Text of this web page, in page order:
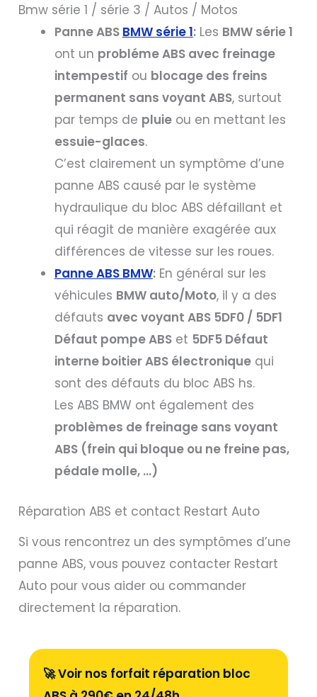
Bmw série 1 / série 3 / Autos / Motos
Panne ABS BMW série 1:Les BMW série 1
ont un probléme ABS avec freinage
intempestif ou blocage des freins
permanent sans voyant ABS, surtout
par temps de pluieou en mettant les
essuie-glaces.
C’est clairement un symptôme d’une
panne ABS causé par le système
hydraulique du bloc ABS défaillant et
qui réagit de manière exagérée aux
différences de vitesse sur les roues.
Panne ABS BMW:En général sur les
véhicules BMW auto/Moto, il y a des
défauts avec voyant ABS 5DF0 / 5DF1
Défaut pompe ABSet 5DF5 Défaut
interne boitier ABS électroniquequi
sont des défauts du bloc ABS hs.
Les ABS BMW ont également des
problèmes de freinage sans voyant
ABS (frein qui bloque ou ne freine pas,
pédale molle, …)
Réparation ABS et contact Restart Auto
Si vous rencontrez un des symptômes d’une
panne ABS, vous pouvez contacter Restart
Auto pour vous aider ou commander
directement la réparation.
🚀 Voir nos forfait réparation bloc